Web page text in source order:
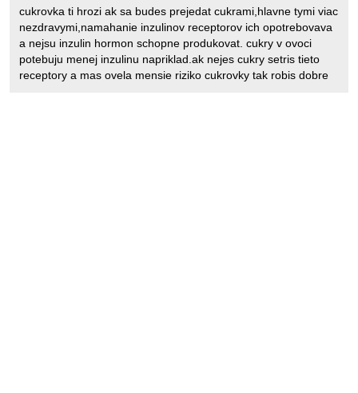
cukrovka ti hrozi ak sa budes prejedat cukrami,hlavne tymi viac
nezdravymi,namahanie inzulinov receptorov ich opotrebovava
a nejsu inzulin hormon schopne produkovat. cukry v ovoci
potebuju menej inzulinu napriklad.ak nejes cukry setris tieto
receptory a mas ovela mensie riziko cukrovky tak robis dobre